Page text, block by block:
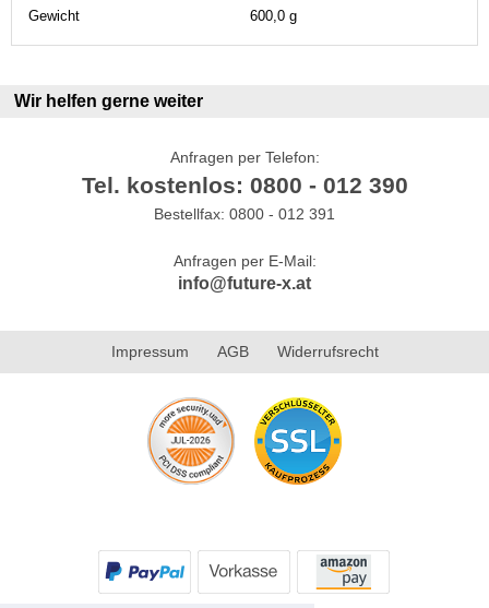
Gewicht
600,0 g
Wir helfen gerne weiter
Anfragen per Telefon:
Tel. kostenlos: 0800 - 012 390
Bestellfax: 0800 - 012 391
Anfragen per E-Mail:
info@future-x.at
Impressum AGB Widerrufsrecht